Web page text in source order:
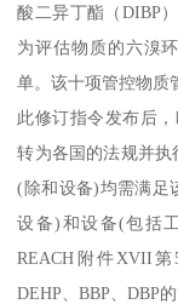
酸二异丁酯（DIBP
为评估物质的六溴
单。该十项管控物质
此修订指令发布后
转为各国的法规并执
(除和设备)均需满足
设备)和设备(包括
REACH附件XVII
DEHP、BBP、DBP的